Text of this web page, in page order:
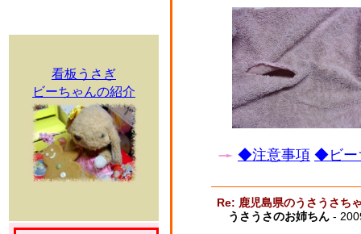
看板うさぎ
ビーちゃんの紹介
◆注意事項 ◆ビー
Re: 鹿児島県のうさうさち
うさうさのお姉ちん -